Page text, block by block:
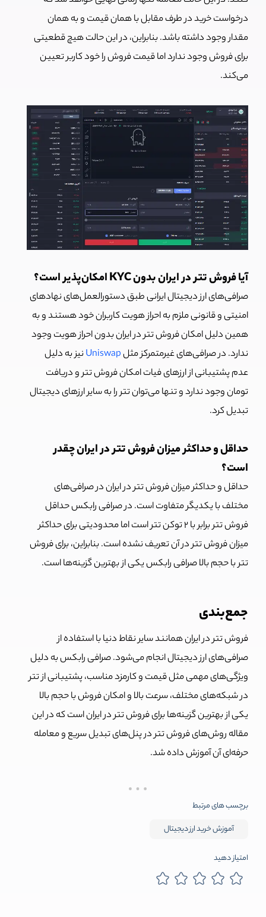
درخواست خرید در طرف مقابل با همان قیمت و به همان
مقدار وجود داشته باشد. بنابراین، در این حالت هیچ قطعیتی
برای فروش وجود ندارد اما قیمت فروش را خود کاربر تعیین
می‌کند.
آیا فروش تتر در ایران بدون KYC امکان‌پذیر است؟
صرافی‌های ارز دیجیتال ایرانی طبق دستورالعمل‌های نهادهای
امنیتی و قانونی ملزم به احراز هویت کاربران خود هستند و به
همین دلیل امکان فروش تتر در ایران بدون احراز هویت وجود
ندارد. در صرافی‌های غیرمتمرکز مثلUniswapنیز به دلیل
عدم پشتیبانی از ارزهای فیات امکان فروش تتر و دریافت
تومان وجود ندارد و تنها می‌توان تتر را به سایر ارزهای دیجیتال
تبدیل کرد.
حداقل و حداکثر میزان فروش تتر در ایران چقدر
است؟
حداقل و حداکثر میزان فروش تتر در ایران در صرافی‌های
مختلف با یکدیگر متفاوت است. در صرافی رابکس حداقل
فروش تتر برابر با 2 توکن تتر است اما محدودیتی برای حداکثر
میزان فروش تتر در آن تعریف نشده است. بنابراین، برای فروش
تتر با حجم بالا صرافی رابکس یکی از بهترین گزینه‌ها است.
جمع‌بندی
فروش تتر در ایران همانند سایر نقاط دنیا با استفاده از
صرافی‌های ارز دیجیتال انجام می‌شود. صرافی رابکس به دلیل
ویژگی‌های مهمی مثل قیمت و کارمزد مناسب، پشتیبانی از تتر
در شبکه‌های مختلف، سرعت بالا و امکان فروش با حجم بالا
یکی از بهترین گزینه‌ها برای فروش تتر در ایران است که در این
مقاله روش‌های فروش تتر در پنل‌های تبدیل سریع و معامله
حرفه‌ای آن آموزش داده شد.
برچسب های مرتبط
آموزش خرید ارز دیجیتال
امتیاز دهید